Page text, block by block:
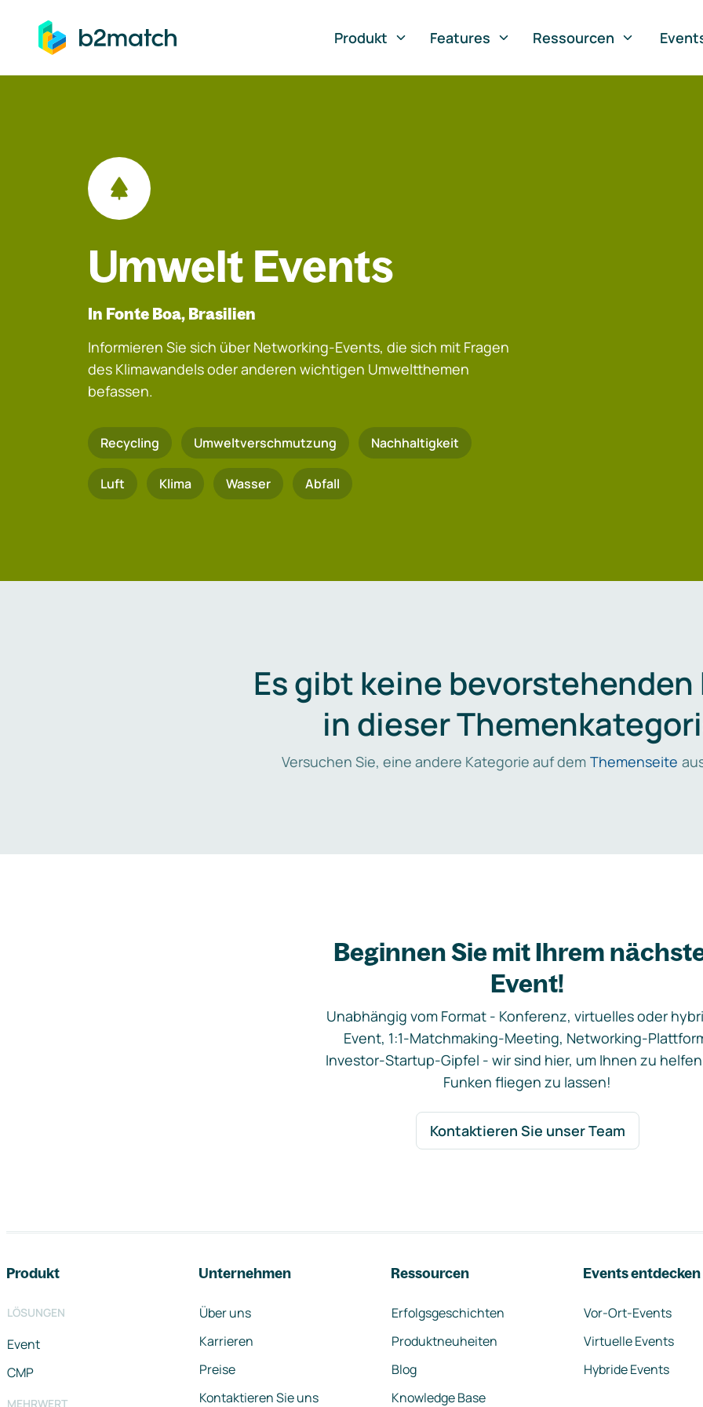
springen
Produkt
Features Ressourcen
Umwelt Events
In Fonte Boa, Brasilien
Informieren Sie sich über Networking-Events, die sich mit Fragen
des Klimawandels oder anderen wichtigen Umweltthemen
befassen.
Recycling Umweltverschmutzung Nachhaltigkeit
Luft Klima Wasser Abfall
Es gibt keine bevorstehenden
in dieser
Versuchen Sie, eine andere Kategorie auf dem Themenseite
Beginnen Sie mit Ihrem
Event!
Unabhängig vom Format - Konferenz, virtuelles oder
Event, 1:1-Matchmaking-Meeting, Networking-
Investor-Startup-Gipfel - wir sind hier, um Ihnen zu
Funken fliegen zu lassen!
Kontaktieren Sie unser Team
Produkt
LÖSUNGEN
Event
CMP
MEHRWERT
Unternehmen
Über uns
Karrieren
Preise
Kontaktieren Sie uns
Ressourcen
Erfolgsgeschichten
Produktneuheiten
Blog
Knowledge Base
Events entdecken
Vor-Ort-Events
Virtuelle Events
Hybride Events